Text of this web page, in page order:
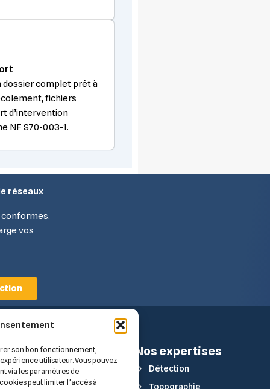
son bon fonctionnement,
utilisateur. Vous pouvez
via les paramètres de
peut limiter l’accès à
complet prêt à
fichiers
d’intervention
NF S70-003-1.
réseaux
vos
Qui
sommes-
nous ?
Nos expertises
Détection
Topographie